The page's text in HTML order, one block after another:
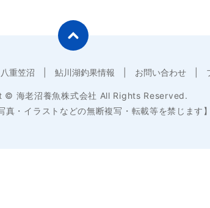
八重笠沼 鮎川湖釣果情報 お問い合わせ
© 海老沼養魚株式会社 All Rights Reserved.
真・イラストなどの無断複写・転載等を禁じます】